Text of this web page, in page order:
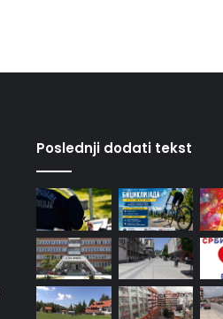
Poslednji dodati tekst